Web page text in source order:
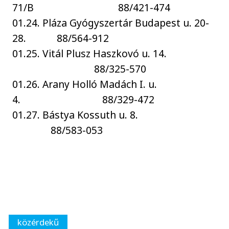
71/B 88/421-474
01.24. Pláza Gyógyszertár Budapest u. 20-
28. 88/564-912
01.25. Vitál Plusz Haszkovó u. 14.
88/325-570
01.26. Arany Holló Madách I. u.
4. 88/329-472
01.27. Bástya Kossuth u. 8.
88/583-053
közérdekű